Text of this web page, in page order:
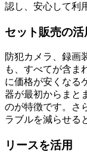
認し、安心して利
セット販売の活
防犯カメラ、録画
も、すべてが含ま
に価格が安くなる
器が最初からまと
のが特徴です。さ
ラブルを減らせる
リースを活用